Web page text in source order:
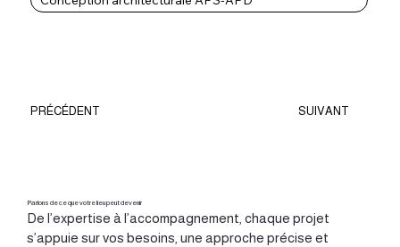
SUIVANT
PRÉCÉDENT
Parlons de ce que votre lieu peut devenir
De l’expertise à l’accompagnement, chaque projet
s’appuie sur vos besoins, une approche précise et